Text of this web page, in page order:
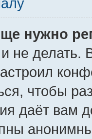
нужно
не делать.
чтобы
даёт вам